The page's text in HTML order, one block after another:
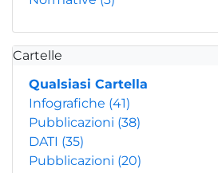
Cartelle
Qualsiasi Cartella
Infografiche (41)
Pubblicazioni (38)
DATI (35)
Pubblicazioni (20)